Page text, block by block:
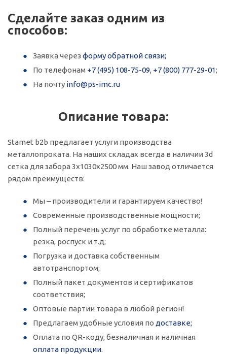
Сделайте заказ одним из
способов:
Заявка через форму обратной связи;
По телефонам +7 (495) 108-75-09, +7 (800) 777-29-01;
На почту info@ps-imc.ru
Описание товара:
Stamet b2b предлагает услуги производства
металлопроката. На наших складах всегда в наличии 3d
сетка для забора 3x1030x2500 мм. Наш завод отличается
рядом преимуществ:
Мы – производители и гарантируем качество!
Современные производственные мощности;
Полный перечень услуг по обработке металла:
резка, роспуск и т.д;
Погрузка и доставка собственным
автотранспортом;
Полный пакет документов и сертификатов
соответствия;
Оптовые партии товара в любой регион!
Предлагаем удобные условия по доставке;
Оплата по QR-коду, безналичная и наличная
оплата продукции.